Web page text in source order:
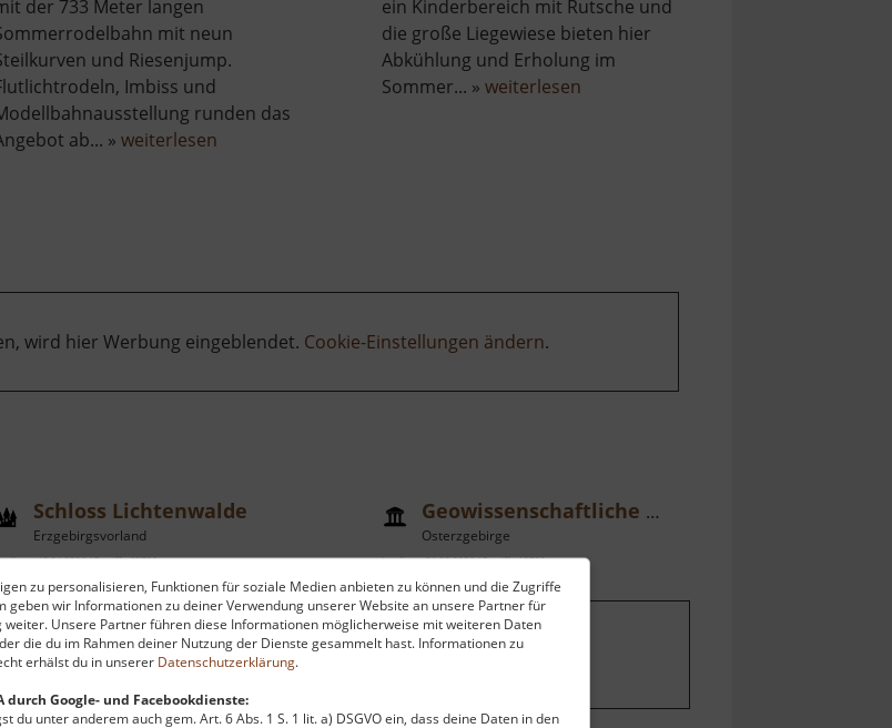
zu personalisieren, Funktionen für soziale Medien anbieten zu können und die Zugriffe
geben wir Informationen zu deiner Verwendung unserer Website an unsere Partner für
Unsere Partner führen diese Informationen möglicherweise mit weiteren Daten
die du im Rahmen deiner Nutzung der Dienste gesammelt hast. Informationen zu
erhälst du in unserer Datenschutzerklärung.
Google- und Facebookdienste:
du unter anderem auch gem. Art. 6 Abs. 1 S. 1 lit. a) DSGVO ein, dass deine Daten in den
der 733 Meter langen
mit neun
und Riesenjump.
Imbiss und
runden das
ab... »weiterlesen
ein Kinderbereich mit Rutsche und
die große Liegewiese bieten hier
Abkühlung und Erholung im
Sommer... » weiterlesenüber
wird hier Werbung eingeblendet. Cookie-Einstellungen ändern.
Schloss Lichtenwalde
Erzgebirgsvorland
vom 13.04.2026 / Zugriffe: 69736
km vom aktuellen Standort
Geowissenschaftliche Sammlungen
Osterzgebirge
aktuell vom 31.05.2026 / Zugriffe: 10723
43 km vom aktuellen Standort